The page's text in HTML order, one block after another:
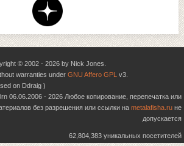
© 2002 - 2026 by Nick Jones.
warranties under GNU Affero GPL v3.
on Ddraig )
06.06.2006 - 2026 Любое копирование, перепечатка или
без разрешения или ссылки на metalafisha.ru не
допускается
62,804,383 уникальных посетителей